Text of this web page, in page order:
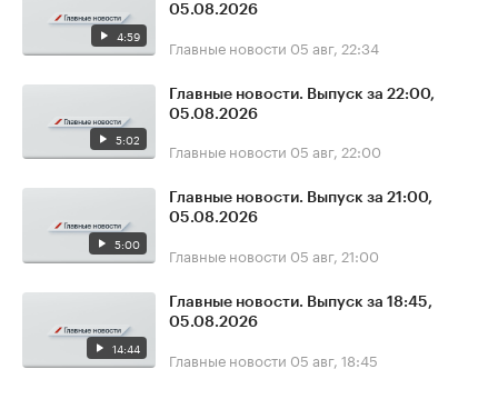
4:59
05.08.2026
Главные новости 05 авг, 22:34
5:02
Главные новости. Выпуск за 22:00,
05.08.2026
Главные новости 05 авг, 22:00
5:00
Главные новости. Выпуск за 21:00,
05.08.2026
Главные новости 05 авг, 21:00
14:44
Главные новости. Выпуск за 18:45,
05.08.2026
Главные новости 05 авг, 18:45